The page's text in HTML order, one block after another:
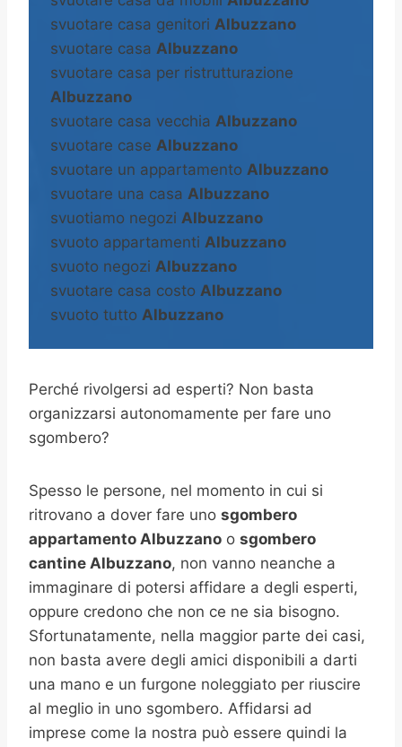
svuotare casa genitori Albuzzano
svuotare casa Albuzzano
svuotare casa per ristrutturazione
Albuzzano
svuotare casa vecchia Albuzzano
svuotare case Albuzzano
svuotare un appartamento Albuzzano
svuotare una casa Albuzzano
svuotiamo negozi Albuzzano
svuoto appartamenti Albuzzano
svuoto negozi Albuzzano
svuotare casa costo Albuzzano
svuoto tutto Albuzzano
Perché rivolgersi ad esperti? Non basta
organizzarsi autonomamente per fare uno
sgombero?
Spesso le persone, nel momento in cui si
ritrovano a dover fare uno sgombero
appartamento Albuzzano o sgombero
cantine Albuzzano, non vanno neanche a
immaginare di potersi affidare a degli esperti,
oppure credono che non ce ne sia bisogno.
Sfortunatamente, nella maggior parte dei casi,
non basta avere degli amici disponibili a darti
una mano e un furgone noleggiato per riuscire
al meglio in uno sgombero. Affidarsi ad
imprese come la nostra può essere quindi la